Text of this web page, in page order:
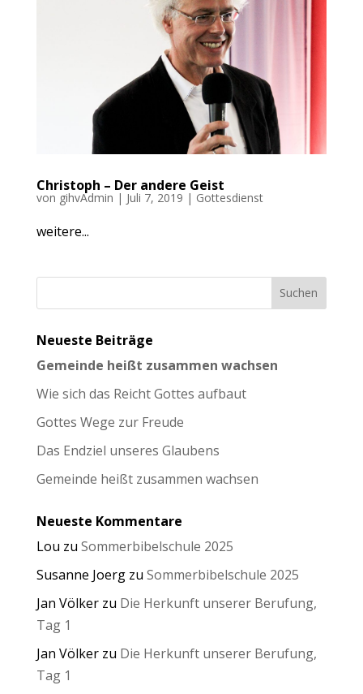
Christoph – Der andere Geist
von gihvAdmin | Juli 7, 2019 | Gottesdienst
weitere...
Neueste Beiträge
Gemeinde heißt zusammen wachsen
Wie sich das Reicht Gottes aufbaut
Gottes Wege zur Freude
Das Endziel unseres Glaubens
Gemeinde heißt zusammen wachsen
Neueste Kommentare
Lou zu Sommerbibelschule 2025
Susanne Joergzu Sommerbibelschule 2025
Jan Völkerzu Die Herkunft unserer Berufung,
Tag 1
Jan Völkerzu Die Herkunft unserer Berufung,
Tag 1